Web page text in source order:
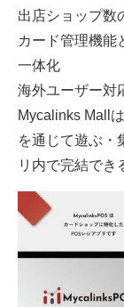
出店ショップ数
カード管理機能
一体化
海外ユーザー対
Mycalinks Mall
を通じて遊ぶ・
リ内で完結でき